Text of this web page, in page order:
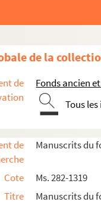
de la
de
Fonds ancien
Tous
de
Manuscrits du
Cote
Ms. 282-1319
Titre
Manuscrits du
Abrégé du commun
d'histoire de France
médicale : Antoine
suite
Duduit-de-Maizières